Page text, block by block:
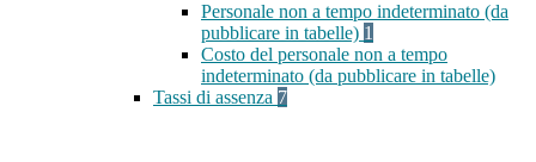
Personale non a tempo indeterminato (da
pubblicare in tabelle) 1
Costo del personale non a tempo
indeterminato (da pubblicare in tabelle)
Tassi di assenza 7